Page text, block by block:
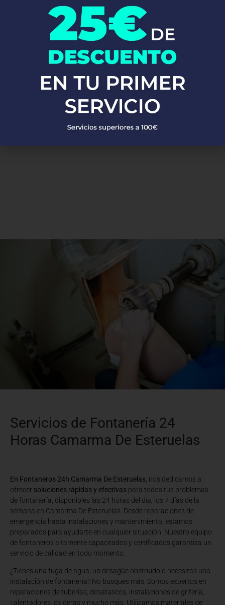
En Fontaneros 24h Camarma De Esteruelas
completa gama de
servicios de fontaneríapara satisfacer todas
tus necesidades. Ya sea una emergencia o un mantenimiento
rutinario, estamos disponibles para asistirte las 24 horas del día,
nuestros servicios más populares:
PEDIR PRESUPUESTO
Servicios de Fontanería 24
Horas Camarma De Esteruelas
En Fontaneros 24h Camarma De Esteruelas , nos dedicamos a
ofrecer soluciones rápidas y efectivas para todos tus problemas
de fontanería, disponibles las 24 horas del día, los 7 días de la
semana en Camarma De Esteruelas. Desde reparaciones de
emergencia hasta instalaciones y mantenimiento, estamos
preparados para ayudarte en cualquier situación. Nuestro equipo
de fontaneros altamente capacitados y certificados garantiza un
servicio de calidad en todo momento.
¿Tienes una fuga de agua, un desagüe obstruido o necesitas una
instalación de fontanería? No busques más. Somos expertos en
reparaciones de tuberías, desatascos, instalaciones de grifería,
calentadores, calderas y mucho más. Utilizamos materiales de